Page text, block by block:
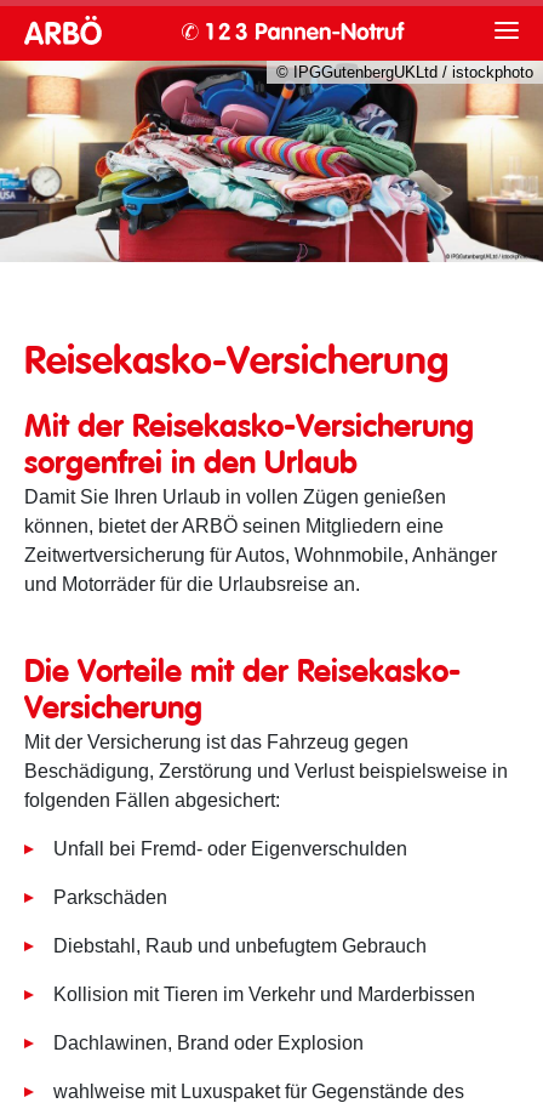
© IPGGutenbergUKLtd / istockphoto
Reisekasko-Versicherung
Mit der Reisekasko-Versicherung
sorgenfrei in den Urlaub
Damit Sie Ihren Urlaub in vollen Zügen genießen
können, bietet der ARBÖ seinen Mitgliedern eine
Zeitwertversicherung für Autos, Wohnmobile, Anhänger
und Motorräder für die Urlaubsreise an.
Die Vorteile mit der Reisekasko-
Versicherung
Mit der Versicherung ist das Fahrzeug gegen
Beschädigung, Zerstörung und Verlust beispielsweise in
folgenden Fällen abgesichert:
Unfall bei Fremd- oder Eigenverschulden
Parkschäden
Diebstahl, Raub und unbefugtem Gebrauch
Kollision mit Tieren im Verkehr und Marderbissen
Dachlawinen, Brand oder Explosion
wahlweise mit Luxuspaket für Gegenstände des